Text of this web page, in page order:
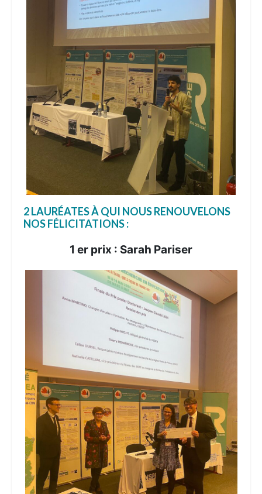
2 LAURÉATESÀ QUI NOUS RENOUVELONS
NOS FÉLICITATIONS:
1 er prix : Sarah Pariser